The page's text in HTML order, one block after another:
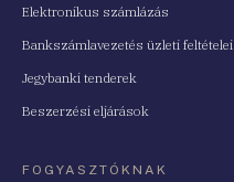
Elektronikus számlázás
Bankszámlavezetés üzleti feltételei
Jegybanki tenderek
Beszerzési eljárások
FOGYASZTÓKNAK